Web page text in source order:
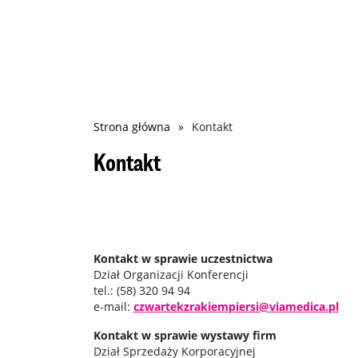
Ścieżka
nawigacyjna
Strona główna Kontakt
Kontakt
Kontakt w sprawie uczestnictwa
Dział Organizacji Konferencji
tel.: (58) 320 94 94
e-mail: czwartekzrakiempiersi@viamedica.pl
Kontakt w sprawie wystawy firm
Dział Sprzedaży Korporacyjnej